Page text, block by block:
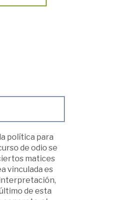
política para
de odio se
matices
vinculada es
interpretación,
de esta